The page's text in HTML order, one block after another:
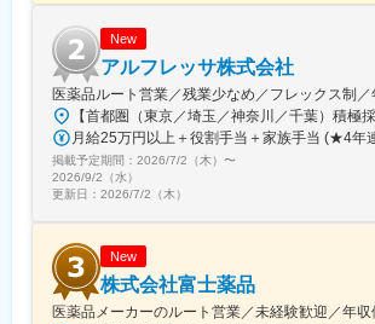
New
アルフレッサ株式会社
医薬品ルート営業／残業少なめ／フレックス制／
掲載予定期間： 2026/7/2（木） 〜
2026/9/2（水）
更新日： 2026/7/2（木）
New
株式会社富士薬品
医薬品メーカーのルート営業／未経験歓迎／年収